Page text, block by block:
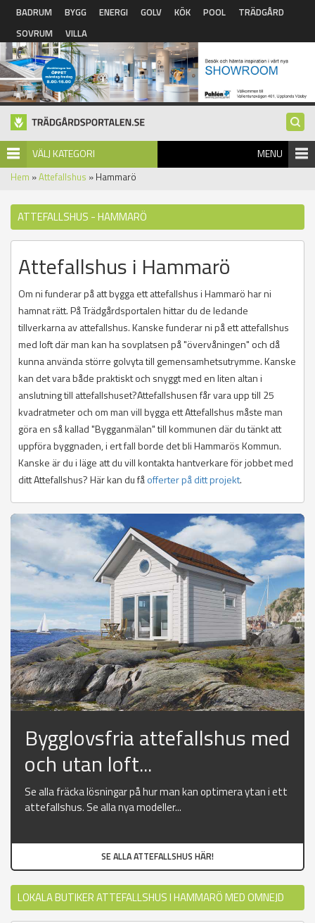
Hoppa till huvudinnehåll
BADRUM BYGG ENERGI GOLV KÖK POOL
TRÄDGÅRD
SOVRUM
VILLA
VÄLJ KATEGORI MENU
Hem »Attefallshus » Hammarö
ATTEFALLSHUS - HAMMARÖ
Attefallshus i Hammarö
Om ni funderar på att bygga ett attefallshus i Hammarö har ni
hamnat rätt. På Trädgårdsportalen hittar du de ledande
tillverkarna av attefallshus. Kanske funderar ni på ett attefallshus
med loft där man kan ha sovplatsen på "övervåningen" och då
kunna använda större golvyta till gemensamhetsutrymme. Kanske
kan det vara både praktiskt och snyggt med en liten altan i
anslutning till attefallshuset?Attefallshusen får vara upp till 25
kvadratmeter och om man vill bygga ett Attefallshus måste man
göra en så kallad "Bygganmälan" till kommunen där du tänkt att
uppföra byggnaden, i ert fall borde det bli Hammarös Kommun.
Kanske är du i läge att du vill kontakta hantverkare för jobbet med
ditt Attefallshus? Här kan du fåofferter på ditt projekt.
Bygglovsfria attefallshus med
och utan loft...
Se alla fräcka lösningar på hur man kan optimera ytan i ett
attefallshus. Se alla nya modeller...
SE ALLA ATTEFALLSHUS HÄR!
LOKALA BUTIKER ATTEFALLSHUS I HAMMARÖ MED OMNEJD